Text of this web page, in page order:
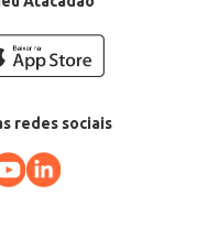
redes sociais